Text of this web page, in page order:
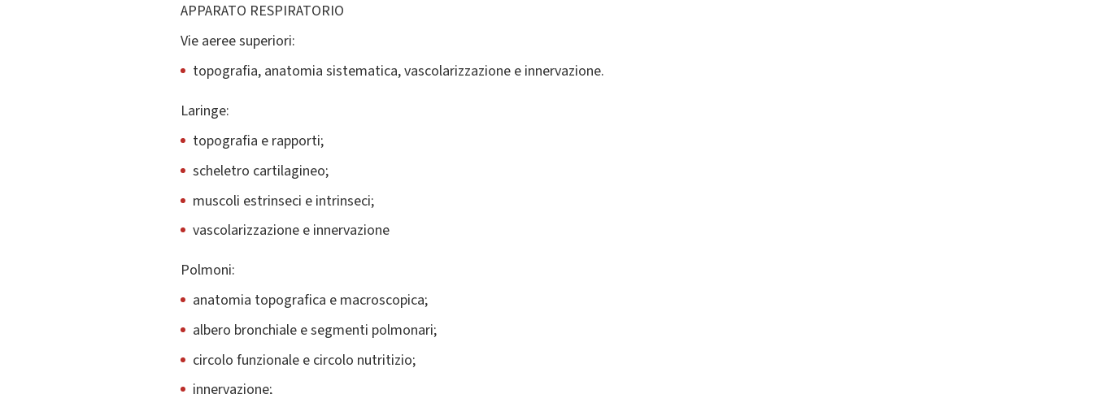
APPARATO RESPIRATORIO
Vie aeree superiori:
topografia, anatomia sistematica, vascolarizzazione e innervazione.
Laringe:
topografia e rapporti;
scheletro cartilagineo;
muscoli estrinseci e intrinseci;
vascolarizzazione e innervazione
Polmoni:
anatomia topografica e macroscopica;
albero bronchiale e segmenti polmonari;
circolo funzionale e circolo nutritizio;
innervazione;